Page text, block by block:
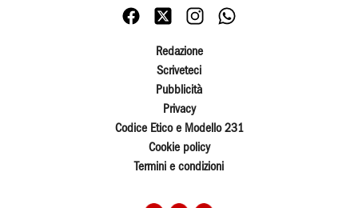
Redazione
Scriveteci
Pubblicità
Privacy
Codice Etico e Modello 231
Cookie policy
Termini e condizioni